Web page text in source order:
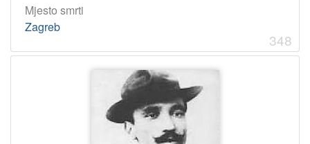
Mjesto smrti
Zagreb
348